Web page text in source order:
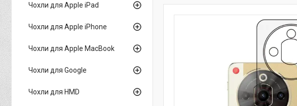
Чохли для Apple iPad
Чохли для Apple iPhone
Чохли для Apple MacBook
Чохли для Google
Чохли для HMD